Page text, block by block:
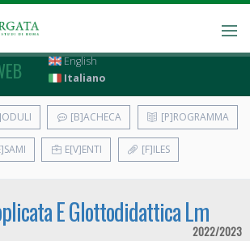
English
Italiano
[B]ACHECA [P]ROGRAMMA
E[V]ENTI [F]ILES
E Glottodidattica Lm
2022/2023